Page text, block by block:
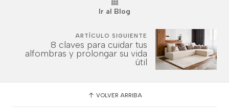
Ir al Blog
ARTÍCULO SIGUIENTE
8 claves para cuidar tus
alfombras y prolongar su vida
útil
VOLVER ARRIBA